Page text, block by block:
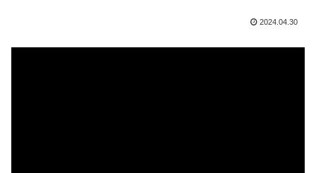
2024.04.30